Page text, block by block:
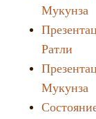
Мукунза
Ратли
Мукунза